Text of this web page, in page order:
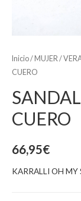
Inicio/ MUJER /
CUERO
CUERO
66,95€
KARRALLI OH MY